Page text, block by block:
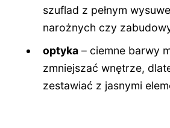
szuflad z pełnym
narożnych czy
optyka – ciemne barwy
zmniejszać wnętrze,
zestawiać z jasnymi